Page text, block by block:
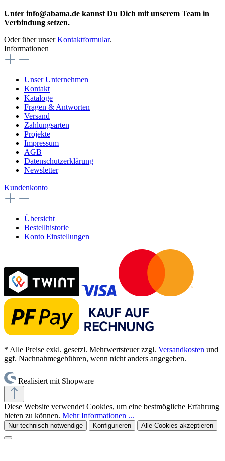
Unter info@abama.de kannst Du Dich mit unserem Team in
Verbindung setzen.
Oder über unserKontaktformular.
Informationen
Unser Unternehmen
Kontakt
Kataloge
Fragen & Antworten
Versand
Zahlungsarten
Projekte
Impressum
AGB
Datenschutzerklärung
Newsletter
Kundenkonto
Übersicht
Bestellhistorie
Konto Einstellungen
* Alle Preise exkl. gesetzl. Mehrwertsteuer zzgl. Versandkosten und
ggf. Nachnahmegebühren, wenn nicht anders angegeben.
Realisiert mit Shopware
Diese Website verwendet Cookies, um eine bestmögliche Erfahrung
bieten zu können. Mehr Informationen ...
Nur technisch notwendige Konfigurieren Alle Cookies akzeptieren